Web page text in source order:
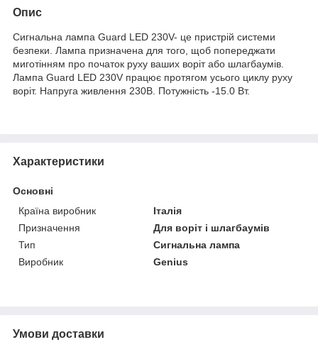
Опис
Сигнальна лампа Guard LED 230V- це пристрій системи
безпеки. Лампа призначена для того, щоб попереджати
миготінням про початок руху ваших воріт або шлагбаумів.
Лампа Guard LED 230V працює протягом усього циклу руху
воріт. Напруга живлення 230В. Потужність -15.0 Вт.
Характеристики
Основні
Країна виробник
Італія
Призначення
Для воріт і шлагбаумів
Тип
Сигнальна лампа
Виробник
Genius
Умови доставки